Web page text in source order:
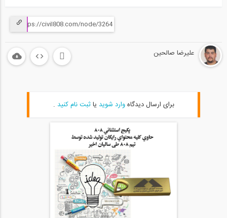
علیرضا صالحین
برای ارسال دیدگاهوارد شوید یاثبت نام کنید .